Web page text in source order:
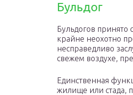
Бульдог
Бульдогов
крайне неохотно
несправедливо
свежем воздухе,
Единственная
жилище или стада,